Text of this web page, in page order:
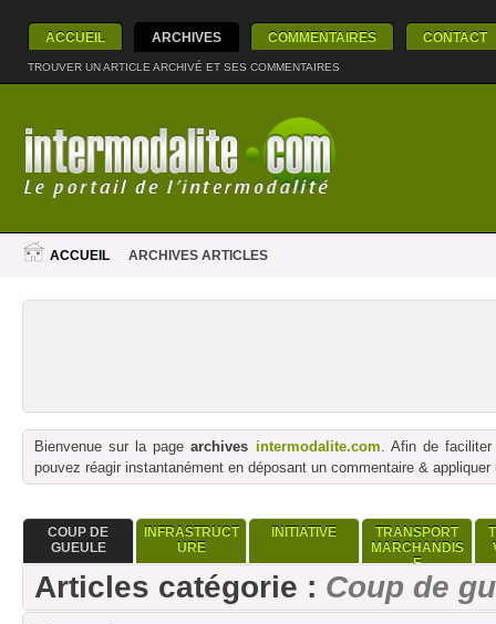
ACCUEIL ARCHIVES COMMENTAIRES CONTACT
TROUVER UN ARTICLE ARCHIVÉ ET SES COMMENTAIRES
ACCUEIL ARCHIVES ARTICLES
Bienvenue sur la pagearchives intermodalite.com. Afin de
pouvez réagir instantanément en déposant un commentaire & appliquer
COUP DE
GUEULE
INFRASTRUCT
URE
INITIATIVE
TRANSPORT
MARCHANDIS
E
Articles catégorie : Coup de